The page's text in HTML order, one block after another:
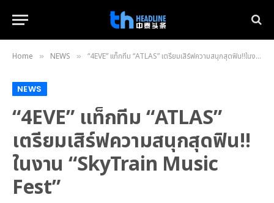
Home » NEWS » “4EVE” แท็กทีม “ATLAS” เตรียมเสิร์ฟความสนุกสุดฟิน!!ในงาน “SkyTrain Music Fest”
NEWS
“4EVE” แท็กทีม “ATLAS”
เตรียมเสิร์ฟความสนุกสุดฟิน!!
ในงาน “SkyTrain Music
Fest”